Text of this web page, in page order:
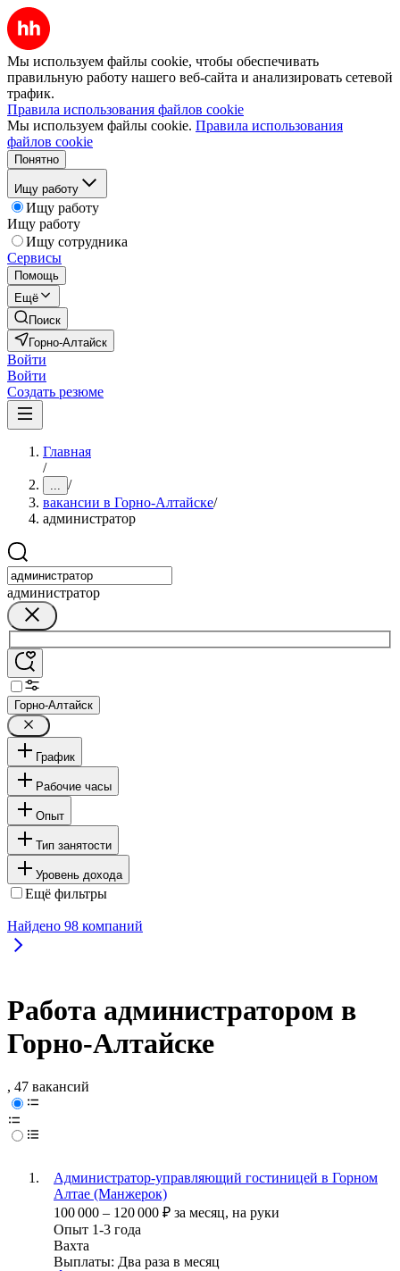
Мы используем файлы cookie, чтобы обеспечивать
правильную работу нашего веб-сайта и анализировать сетевой
трафик.
Правила использования файлов cookie
Мы используем файлы cookie. Правила использования
файлов cookie
Понятно
Ищу работу
Ищу работу
Ищу работу
Ищу сотрудника
Сервисы
Помощь
Ещё
Поиск
Горно-Алтайск
Войти
Войти
Создать резюме
Главная
/
... /
вакансии в Горно-Алтайске/
администратор
администратор
Горно-Алтайск
График
Рабочие часы
Опыт
Тип занятости
Уровень дохода
Ещё фильтры
Найдено 98 компаний
Работа администратором в
Горно-Алтайске
, 47 вакансий
Администратор-управляющий гостиницей в Горном
Алтае (Манжерок)
100 000 – 120 000 ₽ за месяц, на руки
Опыт 1-3 года
Вахта
Выплаты: Два раза в месяц